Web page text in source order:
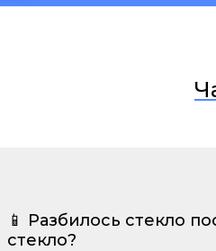
📱 Разбилось стекло
стекло?